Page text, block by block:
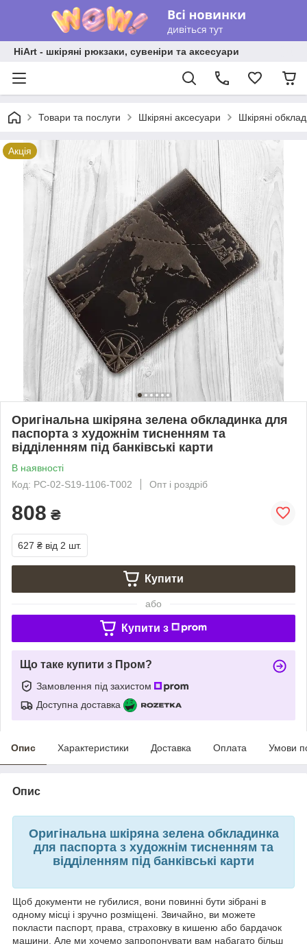
HiArt - шкіряні рюкзаки, сувеніри та аксесуари
Товари та послуги Шкіряні аксесуари Шкіряні
Акція
Оригінальна шкіряна зелена обкладинка для
паспорта з художнім тисненням та
відділенням під банківські карти
В наявності
Код: PC-02-S19-1106-T002
Опт і роздріб
808 ₴
627 ₴ від 2 шт.
Купити
або
Купити з
Що таке купити з Пром?
Замовлення під захистом
Доступна доставка
Опис Характеристики Доставка Оплата Умови
Опис
Оригінальна шкіряна зелена обкладинка
для паспорта з художнім тисненням та
відділенням під банківські карти
Щоб документи не губилися, вони повинні бути зібрані в
одному місці і зручно розміщені. Звичайно, ви можете
покласти паспорт, права, страховку в кишеню або бардачок
машини. Але ми хочемо запропонувати вам набагато більш